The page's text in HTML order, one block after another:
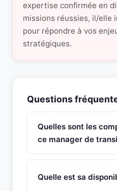
expertise confirmée en
missions réussies, il/elle
pour répondre à vos
stratégiques.
Questions
Quelles sont les
ce manager de
Machines/outils possède
Quelle est sa